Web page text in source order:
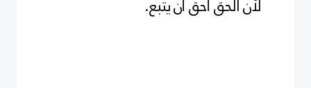
لأن الحق أحق أن يتبع.